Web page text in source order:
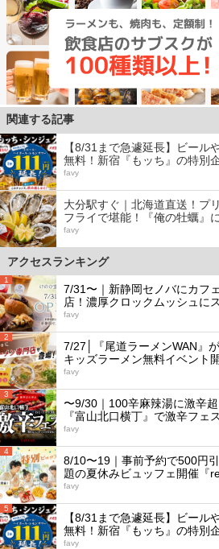
関連する記事
【8/31まで急遽延長】ビール
無料！新宿『もッち』の特別
favy
大分駅すぐ｜北海道直送！プ
フライで堪能！『俺の牡蠣』
favy
アクセスランキング
1
7/31〜｜新静岡セノバにカフ
店！濃厚クロックムッシュに
favy
2
7/27│『尾道ラーメンWAN』
キッズラーメン無料イベント
favy
3
〜9/30｜100辛麻辣湯に激辛超
『富山北口横丁』で激辛フェ
favy
4
8/10〜19｜事前予約で500円
題の夏休みビュッフェ開催『
favy
5
【8/31まで急遽延長】ビール
無料！新宿『もッち』の特別
favy